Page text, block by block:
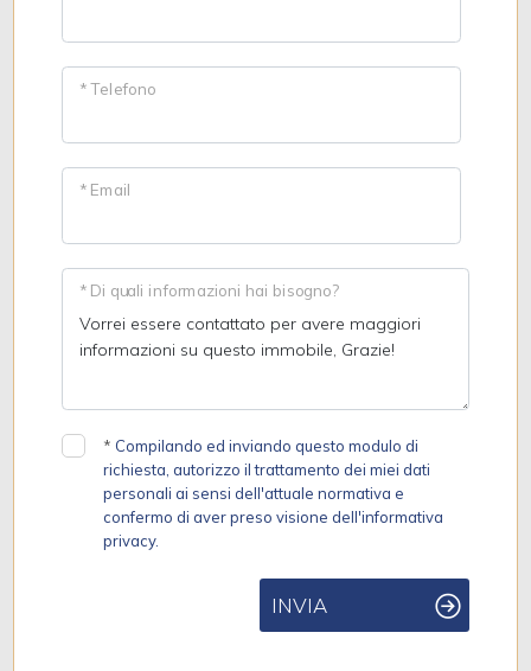
* Telefono
* Email
* Di quali informazioni hai bisogno?
* Compilando ed inviando questo modulo di
richiesta, autorizzo il trattamento dei miei dati
personali ai sensi dell'attuale normativa e
confermo di aver preso visione dell'informativa
privacy.
INVIA